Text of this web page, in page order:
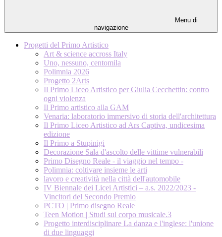
Menu di
navigazione
Progetti del Primo Artistico
Art & science accross Italy
Uno, nessuno, centomila
Polimnia 2026
Progetto 2Arts
Il Primo Liceo Artistico per Giulia Cecchettin: contro
ogni violenza
Il Primo artistico alla GAM
Venaria: laboratorio immersivo di storia dell'architettura
Il Primo Liceo Artistico ad Ars Captiva, undicesima
edizione
Il Primo a Stupinigi
Decorazione Sala d'ascolto delle vittime vulnerabili
Primo Disegno Reale - il viaggio nel tempo -
Polimnia: coltivare insieme le arti
lavoro e creatività nella città dell'automobile
IV Biennale dei Licei Artistici – a.s. 2022/2023 -
Vincitori del Secondo Premio
PCTO | Primo disegno Reale
Teen Motion | Studi sul corpo musicale.3
Progetto interdisciplinare La danza e l'inglese: l'unione
di due linguaggi